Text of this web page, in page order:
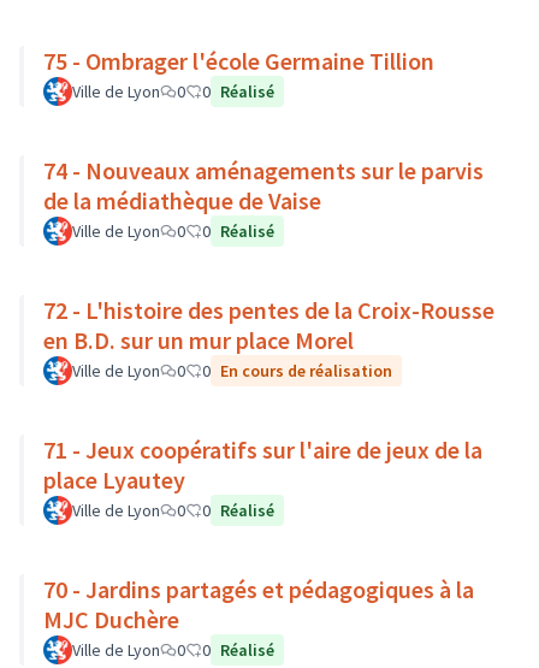
75 - Ombrager l'école Germaine Tillion
Ville de Lyon 0 0 Réalisé
74 - Nouveaux aménagements sur le parvis
de la médiathèque de Vaise
Ville de Lyon 0 0 Réalisé
72 - L'histoire des pentes de la Croix-Rousse
en B.D. sur un mur place Morel
Ville de Lyon 0 0 En cours de réalisation
71 - Jeux coopératifs sur l'aire de jeux de la
place Lyautey
Ville de Lyon 0 0 Réalisé
70 - Jardins partagés et pédagogiques à la
MJC Duchère
Ville de Lyon 0 0 Réalisé